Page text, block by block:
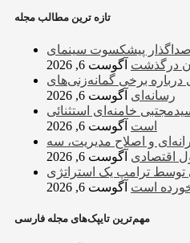
تازه ترین مطالب مجله
پیشکسوت سینمای
درگذشت آگوست 6, 2026
درباره برخی گمانه‌زنی‌های
رسانه‌ای آگوست 6, 2026
خامنه‌ای استثنائی
است آگوست 6, 2026
و اصلاح مدیریت، سه
اقتصادی آگوست 6, 2026
توسط ترامپ یک استراتژی
است آگوست 6, 2026
مهم‌ترین تایپک‌های مجله فارسی